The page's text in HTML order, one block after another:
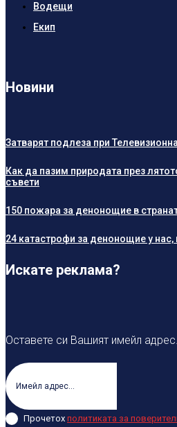
Водещи
Екип
Новини
Затварят подлеза при
Как да пазим природата през
съвети
150 пожара за денонощие в
24 катастрофи за денонощие у нас,
Искате реклама?
Оставете си Вашият имейл адрес.
Прочетох политиката за